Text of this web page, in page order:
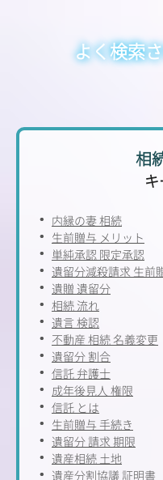
よく検索
相
内縁の妻 相続
生前贈与 メリット
単純承認 限定承認
遺留分減殺請求 生前
遺贈 遺留分
相続 流れ
遺言 検認
不動産 相続 名義変更
遺留分 割合
信託 弁護士
成年後見人 権限
信託 とは
生前贈与 手続き
遺留分 請求 期限
遺産相続 土地
遺産分割協議 証明書